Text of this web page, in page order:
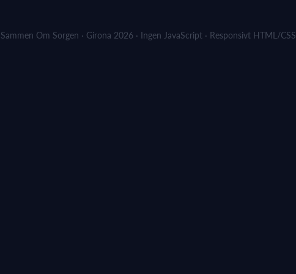
Om Sorgen · Girona 2026 · Ingen JavaScript · Responsivt HTML/CSS